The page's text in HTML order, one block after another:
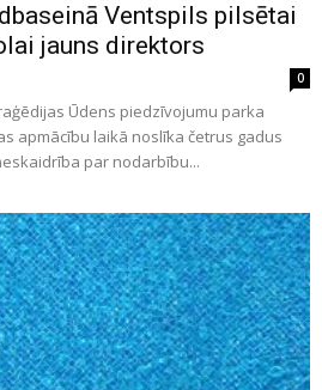
Ventspils pilsētai
jauns direktors
0
Ūdens piedzīvojumu parka
apmācību laikā noslīka četrus gadus
par nodarbību...